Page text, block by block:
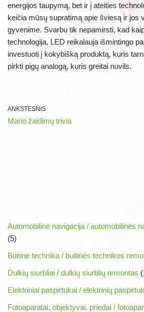
energijos taupymą, bet ir į ateities
keičia mūsų supratimą apie šviesą ir jos
gyvenime. Svarbu tik nepamirsti, kad
technologija, LED reikalauja išmintingo
investuoti į kokybišką produktą, kuris
pirkti pigų analogą, kuris greitai nuvils.
ANKSTESNIS
Mario žaidimų trivia
Automobilinė navigacija / automobilinės
(5)
Buitinė technika / buitinės technikos
Dulkių siurbliai / dulkių siurblių remontas
Elektriniai paspirtukai / elektrinių
Fotoaparatai, objektyvai, priedai /